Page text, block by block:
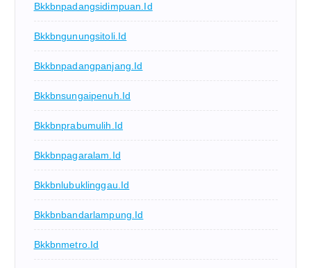
Bkkbnpadangsidimpuan.id
Bkkbngunungsitoli.id
Bkkbnpadangpanjang.id
Bkkbnsungaipenuh.id
Bkkbnprabumulih.id
Bkkbnpagaralam.id
Bkkbnlubuklinggau.id
Bkkbnbandarlampung.id
Bkkbnmetro.id